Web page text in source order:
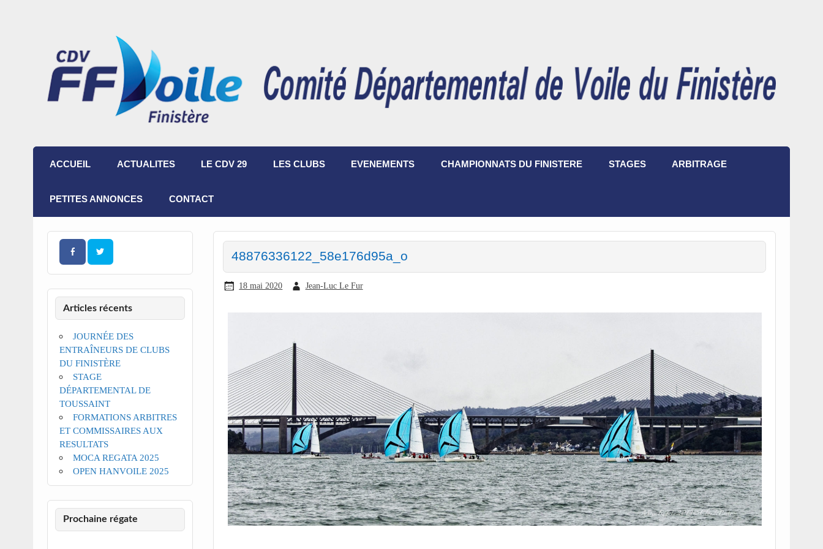
ACCUEIL ACTUALITES LE CDV 29 LES CLUBS EVENEMENTS CHAMPIONNATS DU FINISTERE STAGES ARBITRAGE
PETITES ANNONCES CONTACT
48876336122_58e176d95a_o
18 mai 2020 Jean-Luc Le Fur
Articles récents
JOURNÉE DES
ENTRAÎNEURS DE CLUBS
DU FINISTÈRE
STAGE
DÉPARTEMENTAL DE
TOUSSAINT
FORMATIONS ARBITRES
ET COMMISSAIRES AUX
RESULTATS
MOCA REGATA 2025
OPEN HANVOILE 2025
Prochaine régate